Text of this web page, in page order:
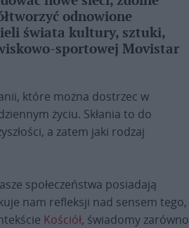
odnowione
świata kultury, sztuki,
sportowej Movistar
które można dostrzec w
życiu. Skłania to do
a zatem jaki rodzaj
społeczeństwa posiadają
nam refleksji nad sensem tego,
Kościół, świadomy zarówno